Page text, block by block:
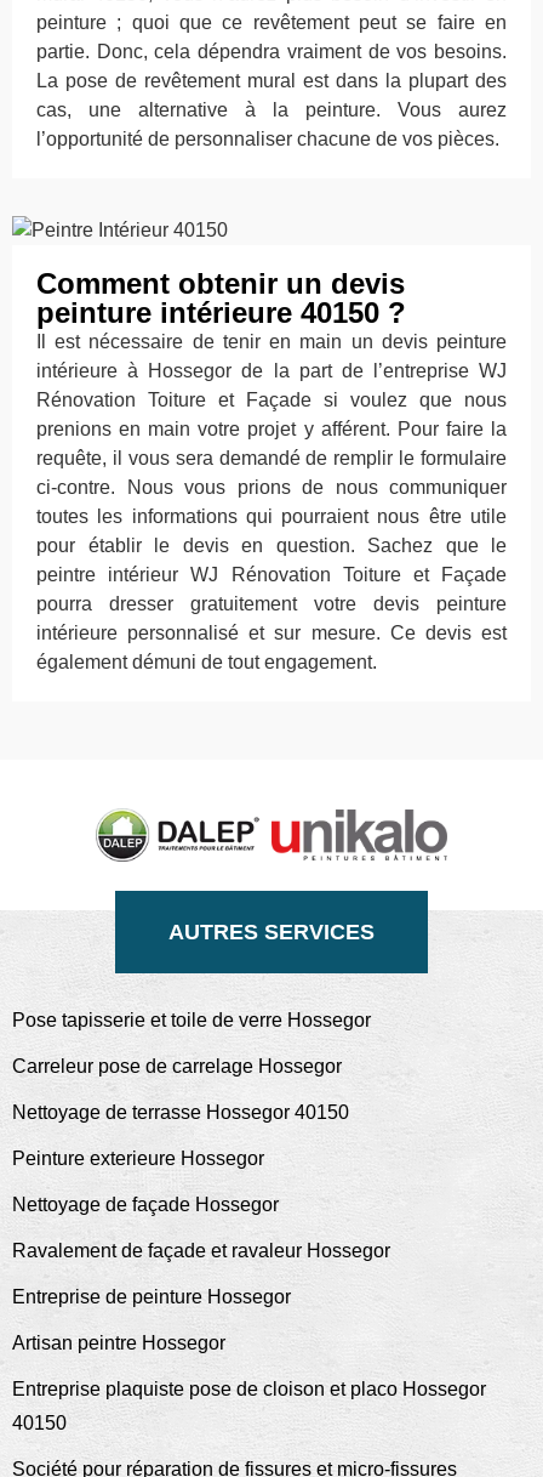
peinture ; quoi que ce revêtement peut se faire en
partie. Donc, cela dépendra vraiment de vos besoins.
La pose de revêtement mural est dans la plupart des
cas, une alternative à la peinture. Vous aurez
l’opportunité de personnaliser chacune de vos pièces.
Comment obtenir un devis
peinture intérieure 40150 ?
Il est nécessaire de tenir en main un devis peinture
intérieure à Hossegor de la part de l’entreprise WJ
Rénovation Toiture et Façade si voulez que nous
prenions en main votre projet y afférent. Pour faire la
requête, il vous sera demandé de remplir le formulaire
ci-contre. Nous vous prions de nous communiquer
toutes les informations qui pourraient nous être utile
pour établir le devis en question. Sachez que le
peintre intérieur WJ Rénovation Toiture et Façade
pourra dresser gratuitement votre devis peinture
intérieure personnalisé et sur mesure. Ce devis est
également démuni de tout engagement.
AUTRES SERVICES
Pose tapisserie et toile de verre Hossegor
Carreleur pose de carrelage Hossegor
Nettoyage de terrasse Hossegor 40150
Peinture exterieure Hossegor
Nettoyage de façade Hossegor
Ravalement de façade et ravaleur Hossegor
Entreprise de peinture Hossegor
Artisan peintre Hossegor
Entreprise plaquiste pose de cloison et placo Hossegor
40150
Société pour réparation de fissures et micro-fissures